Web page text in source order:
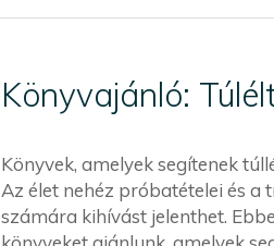
Könyvajánló:
Könyvek, amelyek segítenek
Az élet nehéz próbatételei és a
számára kihívást jelenthet.